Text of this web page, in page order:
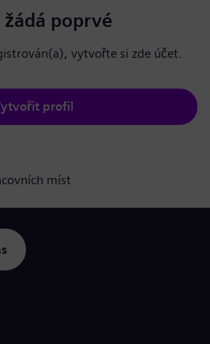
poprvé
vytvořte si zde účet.
profil
míst